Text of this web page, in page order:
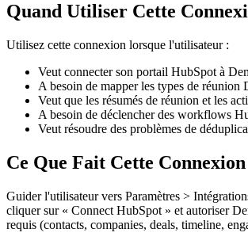
Quand Utiliser Cette
Utilisez cette connexion lorsque l'utilisateur :
Veut connecter son portail HubSpot à
A besoin de mapper les types de
Veut que les résumés de réunion et les
A besoin de déclencher des workflows
Veut résoudre des problèmes de
Ce Que Fait Cette Connexion
Guider l'utilisateur vers Paramètres >
cliquer sur « Connect HubSpot » et autoriser
requis (contacts, companies, deals, timeline,